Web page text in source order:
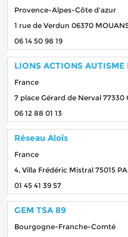
Provence-Alpes-Côte d'azur
1 rue de Verdun 06370
06 14 50 98 19
LIONS ACTIONS AUTISME
France
7 place Gérard de Nerval 77330
06 12 88 01 13
Réseau Aloïs
France
4, Villa Frédéric Mistral 75015
01 45 41 39 57
GEM TSA 89
Bourgogne-Franche-Comté